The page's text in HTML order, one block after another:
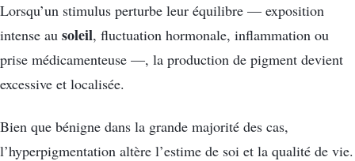
Lorsqu’un stimulus perturbe leur équilibre — exposition
intense au soleil, fluctuation hormonale, inflammation ou
prise médicamenteuse —, la production de pigment devient
excessive et localisée.
Bien que bénigne dans la grande majorité des cas,
l’hyperpigmentation altère l’estime de soi et la qualité de vie.